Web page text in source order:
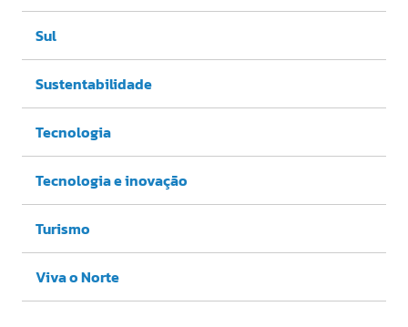
Sul
Sustentabilidade
Tecnologia
Tecnologia e inovação
Turismo
Viva o Norte